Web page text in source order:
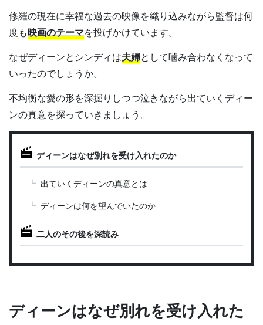
修羅の現在に幸福な過去の映像を織り込みながら監督は何
度も映画のテーマを投げかけています。
なぜディーンとシンディは夫婦として噛み合わなくなって
いったのでしょうか。
不均衡な愛の形を深掘りしつつ泣きながら出ていくディー
ンの真意を探っていきましょう。
ディーンはなぜ別れを受け入れたのか
出ていくディーンの真意とは
ディーンは何を望んでいたのか
二人のその後を深読み
ディーンはなぜ別れを受け入れた